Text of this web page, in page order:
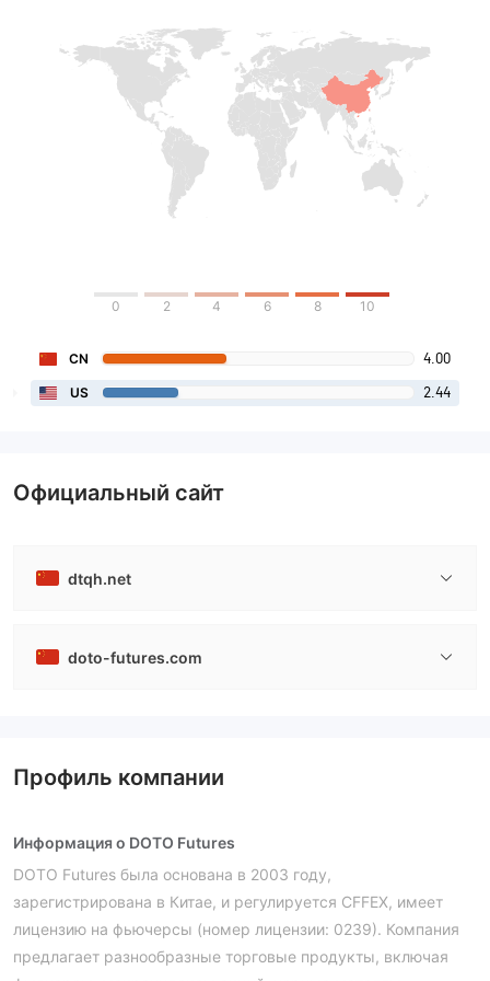
0 2 4 6 8 10
CN 4.00
US 2.44
Официальный сайт
dtqh.net
doto-futures.com
Профиль компании
Информация о DOTO Futures
DOTO Futures была основана в 2003 году,
зарегистрирована в Китае, и регулируется CFFEX, имеет
лицензию на фьючерсы (номер лицензии: 0239). Компания
предлагает разнообразные торговые продукты, включая